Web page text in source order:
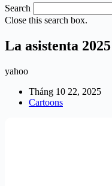
Search
Close this search box.
La asistenta
yahoo
Tháng 10 22, 2025
Cartoons